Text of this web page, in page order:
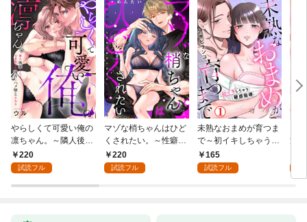
やらしくて可愛い俺の
凛ちゃん。～隣人後輩
くんのイキすぎた執着
にハメ堕とされる～(1)
220
試読フル
マゾな梢ちゃんはひど
くされたい。～性癖マ
ッチした後輩と欲望の
ままにセックスしたら
220
試読フル
未熟なおまめが育つま
で～初イキしちゃう敏
感指導～1
165
試読フル
筋
1【
付